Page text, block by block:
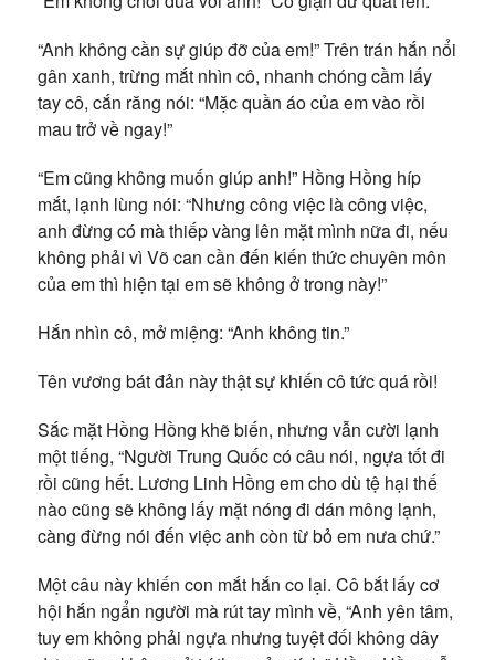
“Anh không cần sự giúp đỡ của em!” Trên trán hắn nổi
gân xanh, trừng mắt nhìn cô, nhanh chóng cầm lấy
tay cô, cắn răng nói: “Mặc quần áo của em vào rồi
mau trở về ngay!”
“Em cũng không muốn giúp anh!” Hồng Hồng híp
mắt, lạnh lùng nói: “Nhưng công việc là công việc,
anh đừng có mà thiếp vàng lên mặt mình nữa đi, nếu
không phải vì Võ can cần đến kiến thức chuyên môn
của em thì hiện tại em sẽ không ở trong này!”
Hắn nhìn cô, mở miệng: “Anh không tin.”
Tên vương bát đản này thật sự khiến cô tức quá rồi!
Sắc mặt Hồng Hồng khẽ biến, nhưng vẫn cười lạnh
một tiếng, “Người Trung Quốc có câu nói, ngựa tốt đi
rồi cũng hết. Lương Linh Hồng em cho dù tệ hại thế
nào cũng sẽ không lấy mặt nóng đi dán mông lạnh,
càng đừng nói đến việc anh còn từ bỏ em nưa chứ.”
Một câu này khiến con mắt hắn co lại. Cô bắt lấy cơ
hội hắn ngẩn người mà rút tay mình về, “Anh yên tâm,
tuy em không phải ngựa nhưng tuyệt đối không dây